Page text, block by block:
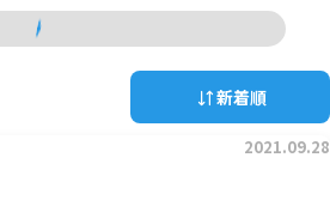
新着順
2021.09.28